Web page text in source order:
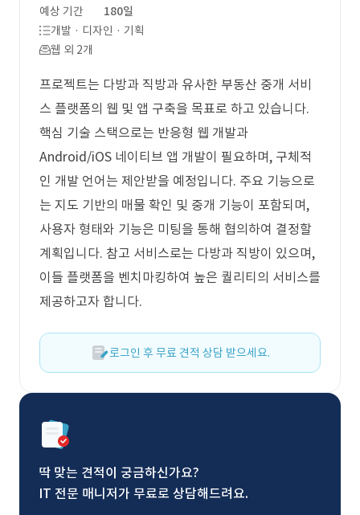
예상 기간
180일
개발 · 디자인 · 기획
웹 외 2개
프로젝트는 다방과 직방과 유사한 부동산 중개 서비
스 플랫폼의 웹 및 앱 구축을 목표로 하고 있습니다.
핵심 기술 스택으로는 반응형 웹 개발과
Android/iOS 네이티브 앱 개발이 필요하며, 구체적
인 개발 언어는 제안받을 예정입니다. 주요 기능으로
는 지도 기반의 매물 확인 및 중개 기능이 포함되며,
사용자 형태와 기능은 미팅을 통해 협의하여 결정할
계획입니다. 참고 서비스로는 다방과 직방이 있으며,
이들 플랫폼을 벤치마킹하여 높은 퀄리티의 서비스를
제공하고자 합니다.
로그인 후 무료 견적 상담 받으세요.
딱 맞는 견적이 궁금하신가요?
IT 전문 매니저가 무료로 상담해드려요.